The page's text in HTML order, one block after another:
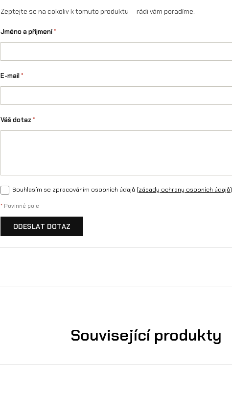
s
Zeptejte se na cokoliv k tomuto produktu — rádi vám poradíme.
Jméno a příjmení*
E-mail*
Váš dotaz *
Souhlasím se zpracováním osobních údajů (zásady ochrany osobních údajů)
* Povinné pole
ODESLAT DOTAZ
Související produkty